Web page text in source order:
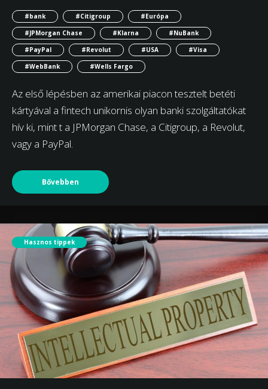
#bank #Citigroup
#Európa
#JPMorgan Chase
#Klarna
#NuBank
#PayPal
#Revolut #USA
#Visa
#WebBank
#Wells Fargo
Az első lépésben az amerikai piacon tesztelt betéti
kártyával a fintech unikornis olyan banki szolgáltatókat
hív ki, mint t a JPMorgan Chase, a Citigroup, a Revolut,
vagy a PayPal.
Bővebben
Hasznos tippek